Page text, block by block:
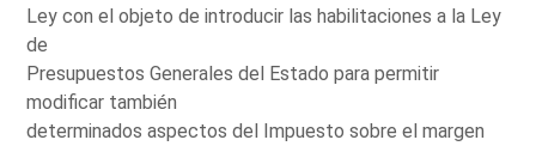
Ley con el objeto de introducir las habilitaciones a la Ley
de
Presupuestos Generales del Estado para permitir
modificar también
determinados aspectos del Impuesto sobre el margen